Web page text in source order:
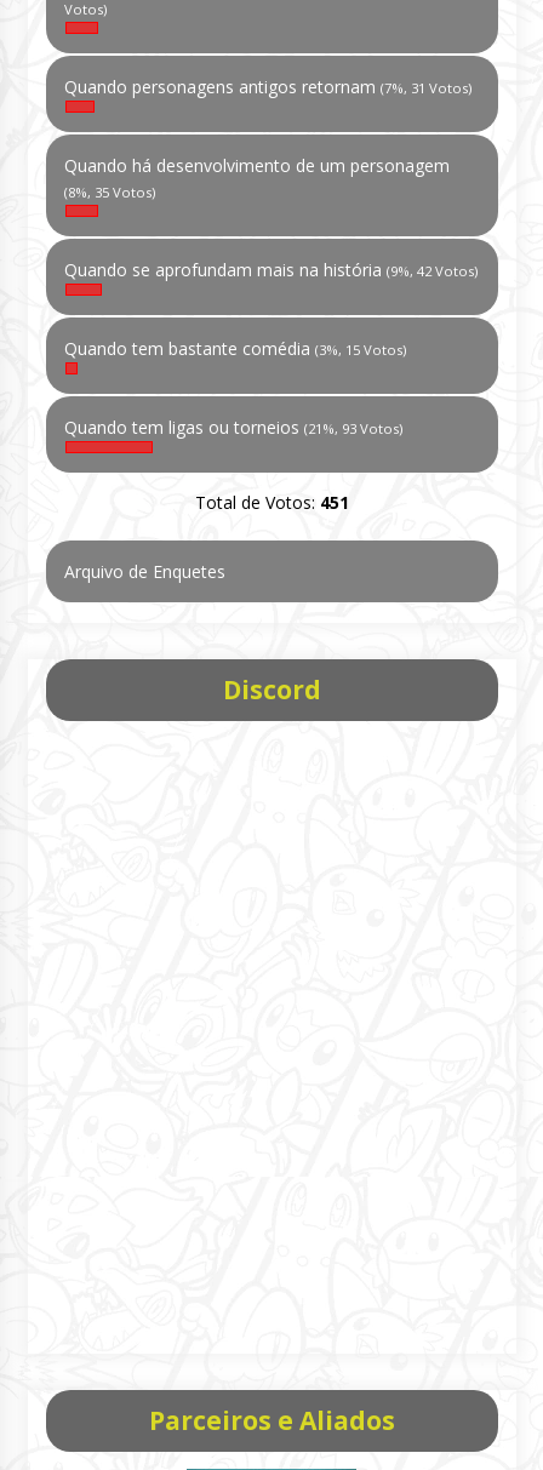
Votos)
Quando personagens antigos retornam (7%, 31 Votos)
Quando há desenvolvimento de um personagem
(8%, 35 Votos)
Quando se aprofundam mais na história (9%, 42 Votos)
Quando tem bastante comédia (3%, 15 Votos)
Quando tem ligas ou torneios (21%, 93 Votos)
Total de Votos: 451
Arquivo de Enquetes
Discord
Parceiros e Aliados